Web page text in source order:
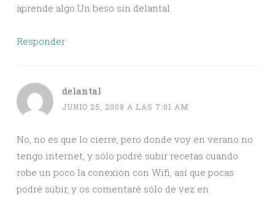
aprende algo.Un beso sin delantal
Responder
delantal
JUNIO 25, 2008 A LAS 7:01 AM
No, no es que lo cierre, pero donde voy en verano no
tengo internet, y sólo podré subir recetas cuando
robe un poco la conexión con Wifi, así que pocas
podré subir, y os comentaré sólo de vez en